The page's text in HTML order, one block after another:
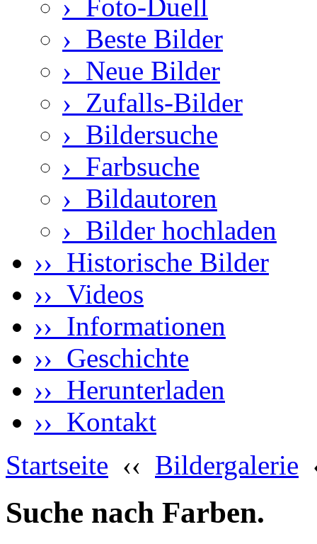
› Foto-Duell
› Beste Bilder
› Neue Bilder
› Zufalls-Bilder
› Bildersuche
› Farbsuche
› Bildautoren
› Bilder hochladen
›› Historische Bilder
›› Videos
›› Informationen
›› Geschichte
›› Herunterladen
›› Kontakt
Startseite ‹‹ Bildergalerie
Suche nach Farben.